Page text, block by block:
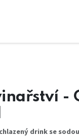
-
drink se